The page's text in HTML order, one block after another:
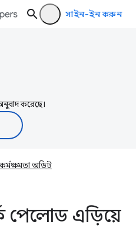
সাইন-ইন করুন
করেছে।
কর্মক্ষমতা অডিট
পেলোড এড়িয়ে